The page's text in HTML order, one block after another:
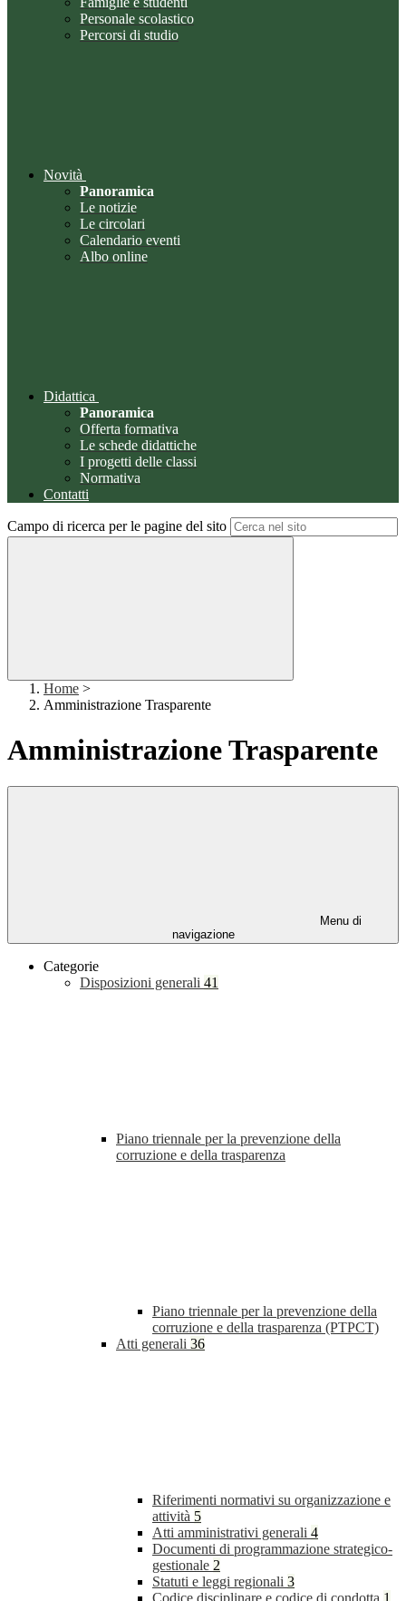
Personale scolastico
Percorsi di studio
Novità
Panoramica
Le notizie
Le circolari
Calendario eventi
Albo online
Didattica
Panoramica
Offerta formativa
Le schede didattiche
I progetti delle classi
Normativa
Contatti
Campo di ricerca per le pagine del sito
Home >
Amministrazione Trasparente
Amministrazione Trasparente
Menu di
navigazione
Categorie
Disposizioni generali 41
Piano triennale per la prevenzione della
corruzione e della trasparenza
Piano triennale per la prevenzione della
corruzione e della trasparenza (PTPCT)
Atti generali 36
Riferimenti normativi su organizzazione e
attività 5
Atti amministrativi generali 4
Documenti di programmazione strategico-
gestionale 2
Statuti e leggi regionali 3